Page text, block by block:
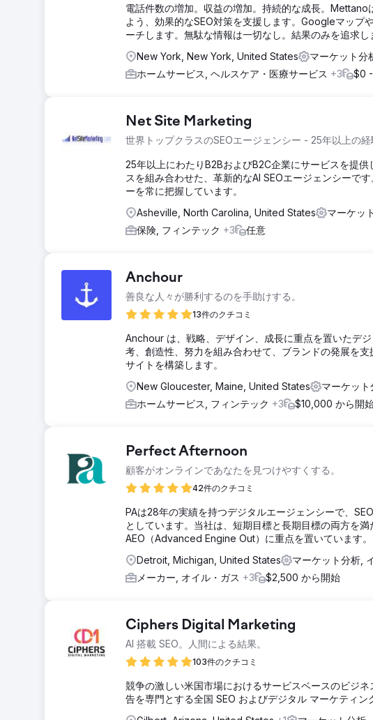
電話件数の増加。収益の増加。持続的な成長。
よう、効果的なSEO対策を支援します。Googleマップ
ーチします。無駄な情報は一切なし。結果のみを追求し
New York, New York, United States
マーケット分
ホームサービス, ヘルスケア・医療サービス +3 $0
Net Site Marketing
世界トップクラスのSEOエージェンシー - 25年以上の経
25年以上にわたりB2BおよびB2C企業にサービスを提
スを組み合わせた、革新的なAI SEOエージェンシーで
ーを常に把握しています。
Asheville, North Carolina, United States
マーケッ
保険, フィンテック +3 任意
Anchour
善良な人々が勝利するのを手助けする。
13件のクチコミ
Anchour は、戦略、デザイン、成長に重点を置いたデ
考、創造性、努力を組み合わせて、ブランドの発展を
サイトを構築します。
New Gloucester, Maine, United States
マーケッ
ホームサービス, フィンテック +3 $10,000 から開
Perfect Afternoon
顧客がオンラインであなたを見つけやすくする。
42件のクチコミ
PAは28年の実績を持つデジタルエージェンシーで、
としています。当社は、短期目標と長期目標の両方を
AEO（Advanced Engine Out）に重点を置いています。
Detroit, Michigan, United States
マーケット分析,
メーカー, オイル・ガス +3 $2,500 から開始
Ciphers Digital Marketing
AI 搭載 SEO。人間による結果。
103件のクチコミ
競争の激しい米国市場におけるサービスベースのビジ
告を専門とする全国 SEO およびデジタル マーケティン